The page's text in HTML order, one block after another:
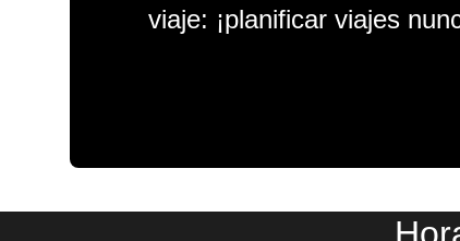
viaje: ¡planificar viajes